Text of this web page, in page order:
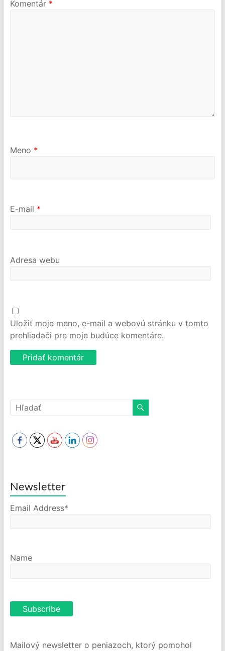
Komentár *
Meno *
E-mail *
Adresa webu
Uložiť moje meno, e-mail a webovú stránku v tomto
prehliadači pre moje budúce komentáre.
Newsletter
Email Address*
Name
Mailový newsletter o peniazoch, ktorý pomohol